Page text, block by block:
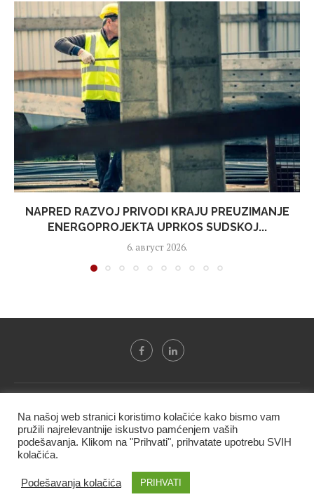
NAPRED RAZVOJ PRIVODI KRAJU PREUZIMANJE
ENERGOPROJEKTA UPRKOS SUDSKOJ...
6. август 2026.
BIF PRESS doo" i ne smeju se presnositi niti koristiti, delimično
ni u celosti, bez izričite dozvole kompanije.
Na našoj web stranici koristimo kolačiće kako bismo vam
pružili najrelevantnije iskustvo pamćenjem vaših
podešavanja. Klikom na "Prihvati", prihvatate upotrebu SVIH
kolačića.
Podešavanja kolačića PRIHVATI